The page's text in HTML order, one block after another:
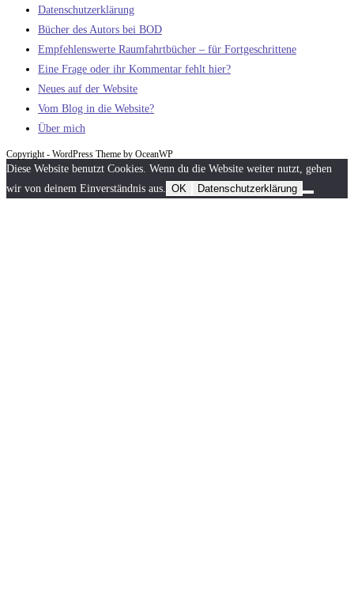
Datenschutzerklärung
Bücher des Autors bei BOD
Empfehlenswerte Raumfahrtbücher – für Fortgeschrittene
Eine Frage oder ihr Kommentar fehlt hier?
Neues auf der Website
Vom Blog in die Website?
Über mich
Copyright - WordPress Theme by OceanWP
Diese Website benutzt Cookies. Wenn du die Website weiter nutzt, gehen
wir von deinem Einverständnis aus.
OK Datenschutzerklärung